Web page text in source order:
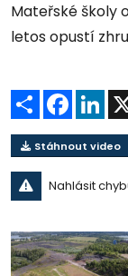
Mateřské školy
letos opustí
Sdílet
Stáhnout video
Nahlásit